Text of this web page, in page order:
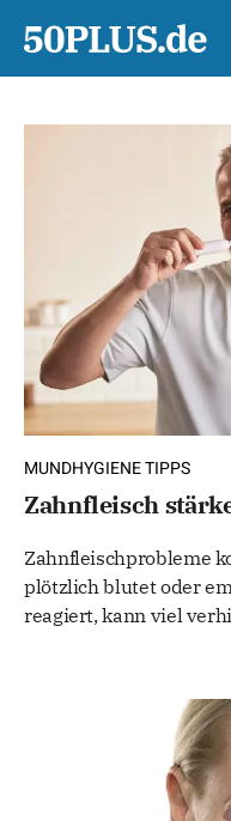
MUNDHYGIENE TIPPS
Zahnfleisch
Zahnfleischprobleme
plötzlich blutet oder
reagiert, kann viel